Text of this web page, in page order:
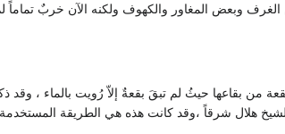
الحي 0 ويلحق بهذا الدير العديد من الغرف وبعض المغاور والكهوف ولكنه الآن
من بقاعها حيثُ لم تبقَ بقعةٌ إلاّ رُويت بالماء ، وقد
الشيخ هلال شرقاً ،وقد كانت هذه هي الطريقة